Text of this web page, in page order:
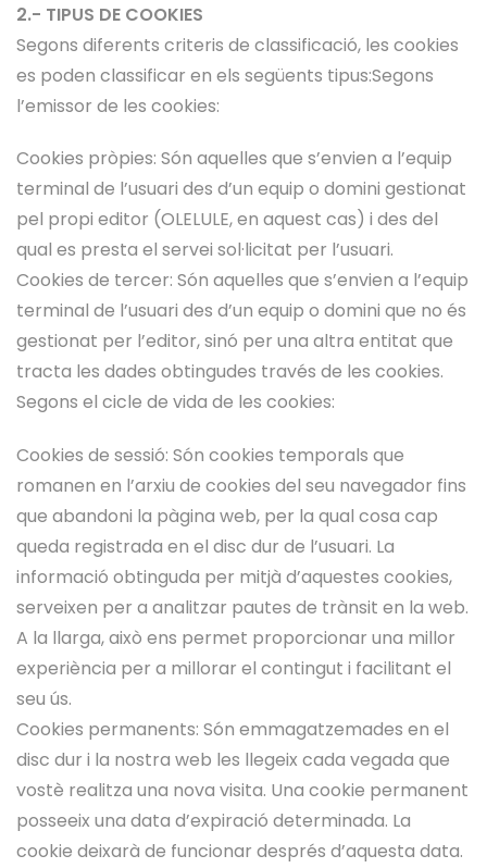
2.- TIPUS DE COOKIES
Segons diferents criteris de classificació, les cookies
es poden classificar en els següents tipus:Segons
l’emissor de les cookies:
Cookies pròpies: Són aquelles que s’envien a l’equip
terminal de l’usuari des d’un equip o domini gestionat
pel propi editor (OLELULE, en aquest cas) i des del
qual es presta el servei sol·licitat per l’usuari.
Cookies de tercer: Són aquelles que s’envien a l’equip
terminal de l’usuari des d’un equip o domini que no és
gestionat per l’editor, sinó per una altra entitat que
tracta les dades obtingudes través de les cookies.
Segons el cicle de vida de les cookies:
Cookies de sessió: Són cookies temporals que
romanen en l’arxiu de cookies del seu navegador fins
que abandoni la pàgina web, per la qual cosa cap
queda registrada en el disc dur de l’usuari. La
informació obtinguda per mitjà d’aquestes cookies,
serveixen per a analitzar pautes de trànsit en la web.
A la llarga, això ens permet proporcionar una millor
experiència per a millorar el contingut i facilitant el
seu ús.
Cookies permanents: Són emmagatzemades en el
disc dur i la nostra web les llegeix cada vegada que
vostè realitza una nova visita. Una cookie permanent
posseeix una data d’expiració determinada. La
cookie deixarà de funcionar després d’aquesta data.